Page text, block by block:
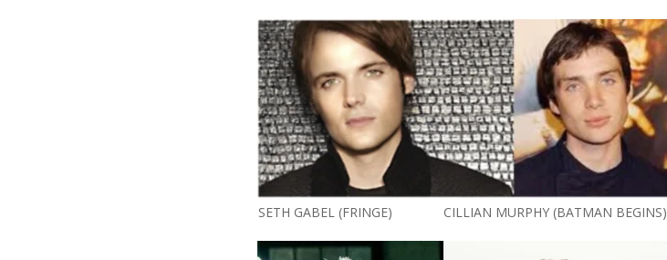
SETH GABEL (FRINGE) CILLIAN MURPHY (BATMAN BEGINS)